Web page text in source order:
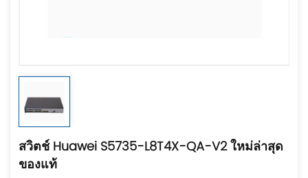
สวิตช์ Huawei S5735-L8T4X-QA-V2 ใหม่ล่าสุด
ของแท้